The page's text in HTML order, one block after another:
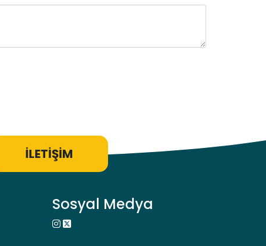
İLETİŞİM
Sosyal Medya